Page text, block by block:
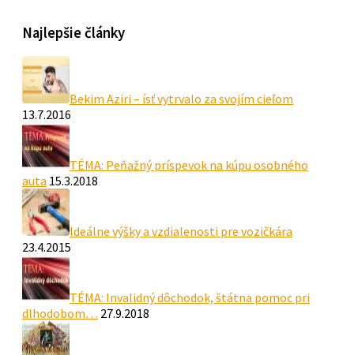
Najlepšie články
Bekim Aziri – ísť vytrvalo za svojím cieľom
13.7.2016
TÉMA: Peňažný príspevok na kúpu osobného
auta 15.3.2018
Ideálne výšky a vzdialenosti pre vozičkára
23.4.2015
TÉMA: Invalidný dôchodok, štátna pomoc pri
dlhodobom… 27.9.2018